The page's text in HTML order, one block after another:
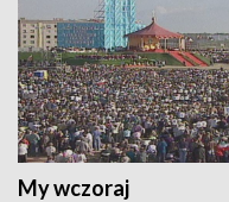
My wczoraj